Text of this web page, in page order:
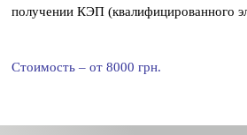
получении КЭП (квалифицированного
Стоимость – от 8000 грн.